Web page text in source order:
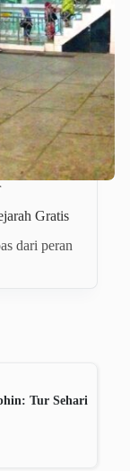
Gratis
dari peran
Tur Sehari